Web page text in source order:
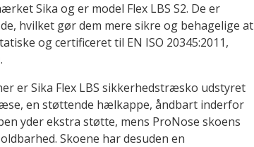
Sika og er model Flex LBS S2. De er
hvilket gør dem mere sikre og behagelige at
og certificeret til EN ISO 20345:2011,
er Sika Flex LBS sikkerhedstræsko udstyret
en støttende hælkappe, åndbart inderfor
yder ekstra støtte, mens ProNose skoens
Skoene har desuden en